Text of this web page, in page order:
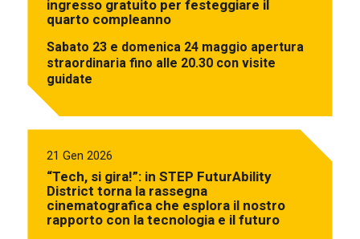
ingresso gratuito per festeggiare il
quarto compleanno
Sabato 23 e domenica 24 maggio apertura
straordinaria fino alle 20.30 con visite
guidate
21 Gen 2026
“Tech, si gira!”: in STEP FuturAbility
District torna la rassegna
cinematografica che esplora il nostro
rapporto con la tecnologia e il futuro